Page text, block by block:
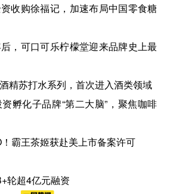
收购徐福记，加速布局中国零食糖
，可口可乐柠檬堂迎来品牌史上最
精苏打水系列，首次进入酒类领域
孵化子品牌“第二大脑”，聚焦咖啡
霸王茶姬获赴美上市备案许可
轮超4亿元融资